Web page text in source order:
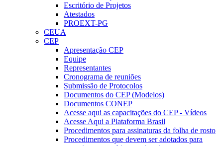
Escritório de Projetos
Atestados
PROEXT-PG
CEUA
CEP
Apresentação CEP
Equipe
Representantes
Cronograma de reuniões
Submissão de Protocolos
Documentos do CEP (Modelos)
Documentos CONEP
Acesse aqui as capacitações do CEP - Vídeos
Acesse Aqui a Plataforma Brasil
Procedimentos para assinaturas da folha de rosto
Procedimentos que devem ser adotados para